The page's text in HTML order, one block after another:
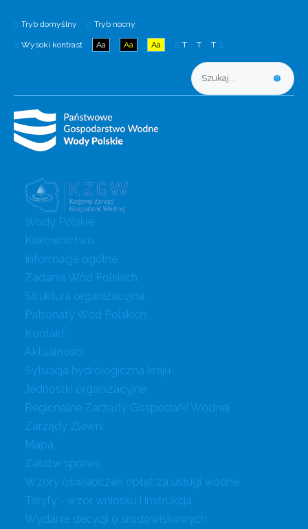
Tryb domyślny Tryb nocny
Wysoki kontrast Aa Aa Aa T T T
Wody Polskie
Kierownictwo
Informacje ogólne
Zadania Wód Polskich
Struktura organizacyjna
Patronaty Wód Polskich
Kontakt
Aktualności
Sytuacja hydrologiczna kraju
Jednostki organizacyjne
Regionalne Zarządy Gospodarki Wodnej
Zarządy Zlewni
Mapa
Załatw sprawę
Wzory oświadczeń opłat za usługi wodne
Taryfy - wzór wniosku i instrukcja
Wydanie decyzji o środowiskowych